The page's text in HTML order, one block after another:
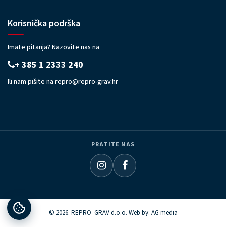
Korisnička podrška
Imate pitanja? Nazovite nas na
+ 385 1 2333 240
Ili nam pišite na repro@repro-grav.hr
PRATITE NAS
© 2026. REPRO–GRAV d.o.o. Web by: AG media